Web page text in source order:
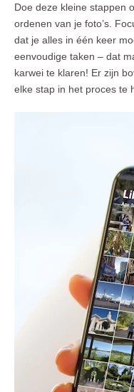
Doe deze kleine stappen
ordenen van je foto’s.
dat je alles in één keer
eenvoudige taken – dat
karwei te klaren! Er zijn
elke stap in het proces te